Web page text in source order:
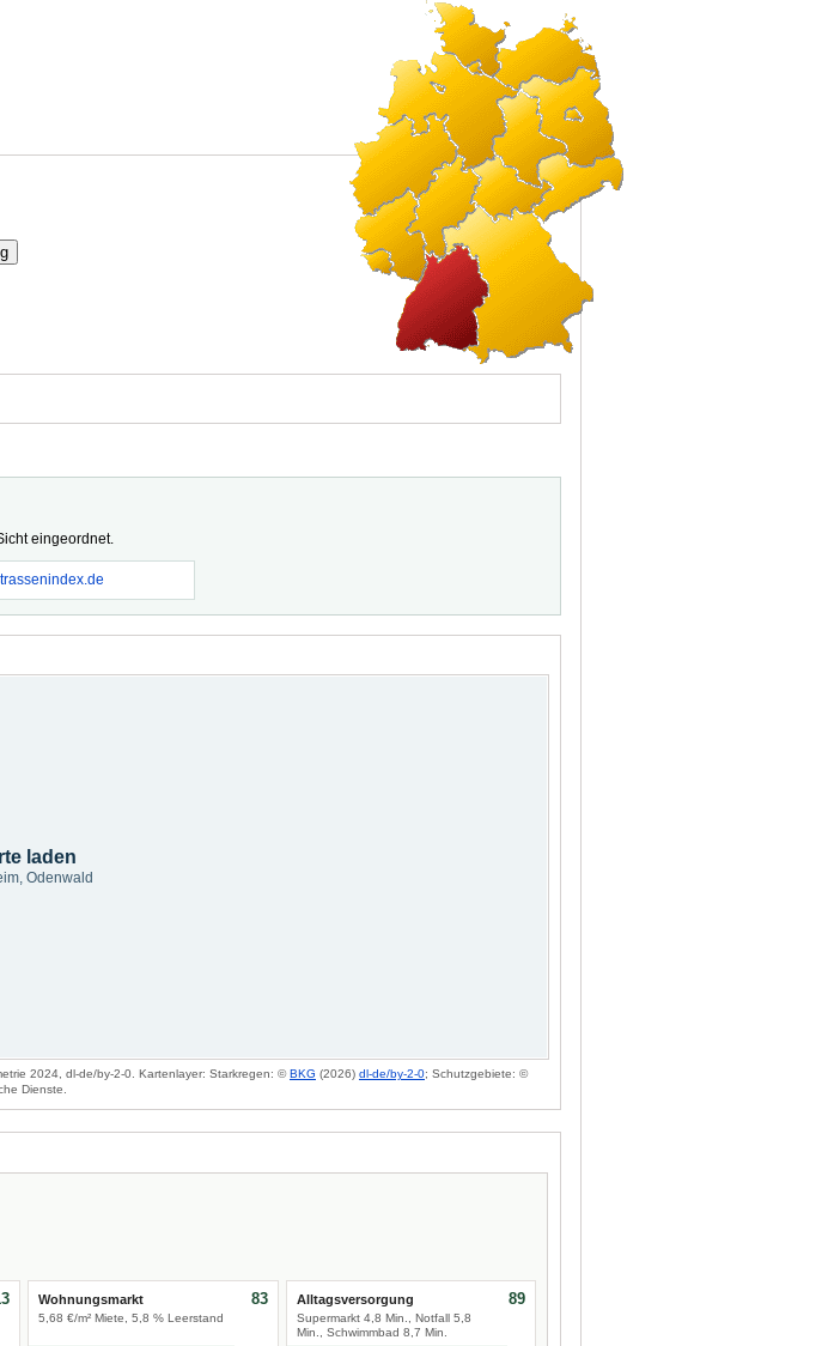
eingeordnet.
laden
Odenwald
2024, dl-de/by-2-0. Kartenlayer: Starkregen: ©BKG (2026) dl-de/by-2-0; Schutzgebiete: ©
Dienste.
Wohnungsmarkt
5,68 €/m² Miete, 5,8 % Leerstand
83 Alltagsversorgung
Supermarkt 4,8 Min., Notfall 5,8
Min., Schwimmbad 8,7 Min.
89